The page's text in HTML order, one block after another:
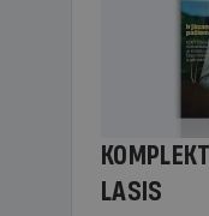
LASIS